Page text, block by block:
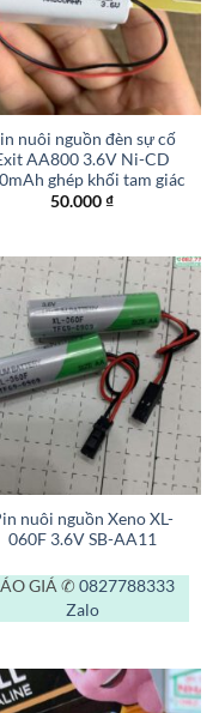
nuôi nguồn đèn sự cố
AA800 3.6V Ni-CD
ghép khối tam giác
50.000₫
nuôi nguồn Xeno XL-
060F 3.6V SB-AA11
GIÁ ✆ 0827788333
Zalo